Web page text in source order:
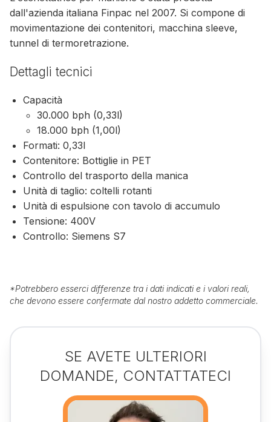
dall'azienda italiana Finpac nel 2007. Si compone di
movimentazione dei contenitori, macchina sleeve,
tunnel di termoretrazione.
Dettagli tecnici
Capacità
30.000 bph (0,33l)
18.000 bph (1,00l)
Formati: 0,33l
Contenitore: Bottiglie in PET
Controllo del trasporto della manica
Unità di taglio: coltelli rotanti
Unità di espulsione con tavolo di accumulo
Tensione: 400V
Controllo: Siemens S7
*Potrebbero esserci differenze tra i dati indicati e i valori reali,
che devono essere confermate dal nostro addetto commerciale.
SE AVETE ULTERIORI
DOMANDE, CONTATTATECI